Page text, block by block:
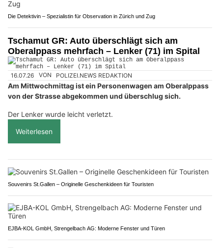
Die Detektivin – Spezialistin für Observation in Zürich und Zug
Tschamut GR: Auto überschlägt sich am
Oberalppass mehrfach – Lenker (71) im Spital
16.07.26 VON POLIZEI.NEWS REDAKTION
Am Mittwochmittag ist ein Personenwagen am Oberalppass
von der Strasse abgekommen und überschlug sich.
Der Lenker wurde leicht verletzt.
Weiterlesen
Souvenirs St.Gallen – Originelle Geschenkideen für Touristen
EJBA-KOL GmbH, Strengelbach AG: Moderne Fenster und Türen